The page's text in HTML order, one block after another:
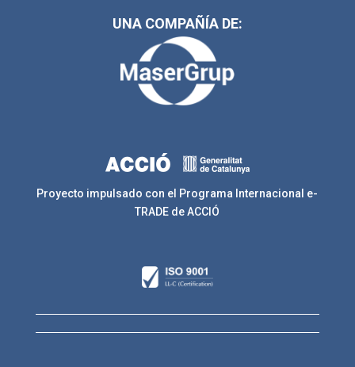
UNA COMPAÑÍA DE:
Proyecto impulsado con el Programa Internacional e-
TRADE de ACCIÓ